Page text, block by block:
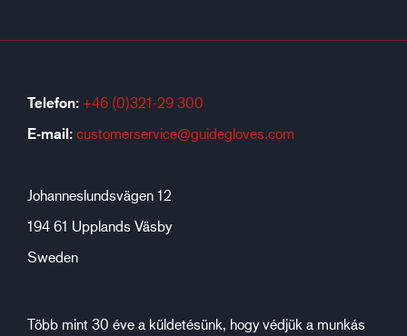
Telefon: +46 (0)321-29 300
E-mail: customerservice@guidegloves.com
Johanneslundsvägen 12
194 61 Upplands Väsby
Sweden
Több mint 30 éve a küldetésünk, hogy védjük a munkás